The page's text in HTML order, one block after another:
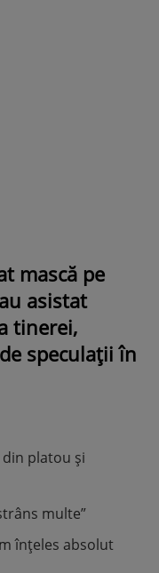
mască pe
asistat
tinerei,
speculații în
din platou și
multe”
înțeles absolut